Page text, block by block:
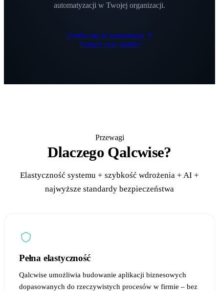
automatyzacji w Twojej organizacji.
Umów się na konsultację
Zobacz case studies
Przewagi
Dlaczego Qalcwise?
Elastyczność systemu + szybkość wdrożenia + AI +
najwyższe standardy bezpieczeństwa
Pełna elastyczność
Qalcwise umożliwia budowanie aplikacji biznesowych
dopasowanych do rzeczywistych procesów w firmie – bez